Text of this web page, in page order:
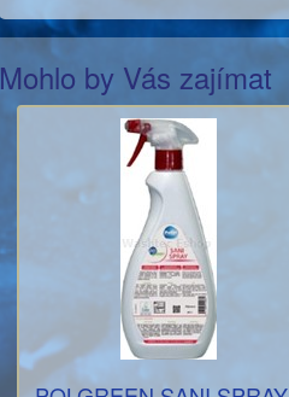
Mohlo by Vás zajímat